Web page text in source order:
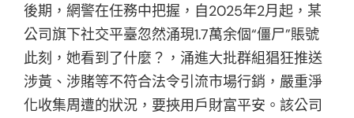
後期，網警在任務中把握，自2025年2月起，某
公司旗下社交平臺忽然涌現1.7萬余個“僵尸”賬號
此刻，她看到了什麼？，涌進大批群組猖狂推送
涉黃、涉賭等不符合法令引流市場行銷，嚴重淨
化收集周遭的狀況，要挾用戶財富平安。該公司